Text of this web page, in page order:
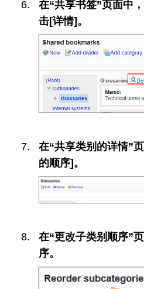
在“共享书签”页面中
击[详情]。
在“共享类别的详情”
的顺序]。
在“更改子类别顺序”
序。